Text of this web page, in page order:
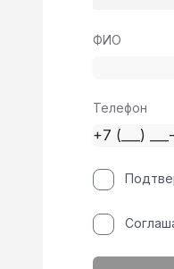
ФИО
Телефон